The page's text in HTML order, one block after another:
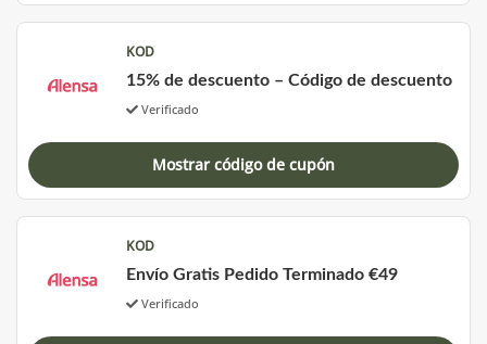
KOD
15% de descuento – Código de descuento
Verificado
Mostrar código de cupón
KOD
Envío Gratis Pedido Terminado €49
Verificado